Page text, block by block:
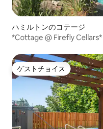
ハミルトンのコテージ
*Cottage @ Firefly Cellars*
ゲストチョイス
ゲストチョイス